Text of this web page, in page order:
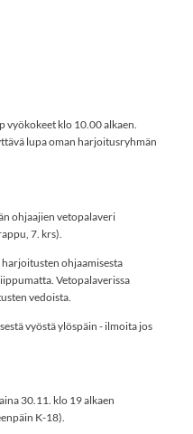
vyökokeet klo 10.00 alkaen.
lupa oman harjoitusryhmän
ohjaajien vetopalaveri
7. krs).
ohjaamisesta
Vetopalaverissa
vedoista.
vyöstä ylöspäin - ilmoita jos
30.11. klo 19 alkaen
K-18).